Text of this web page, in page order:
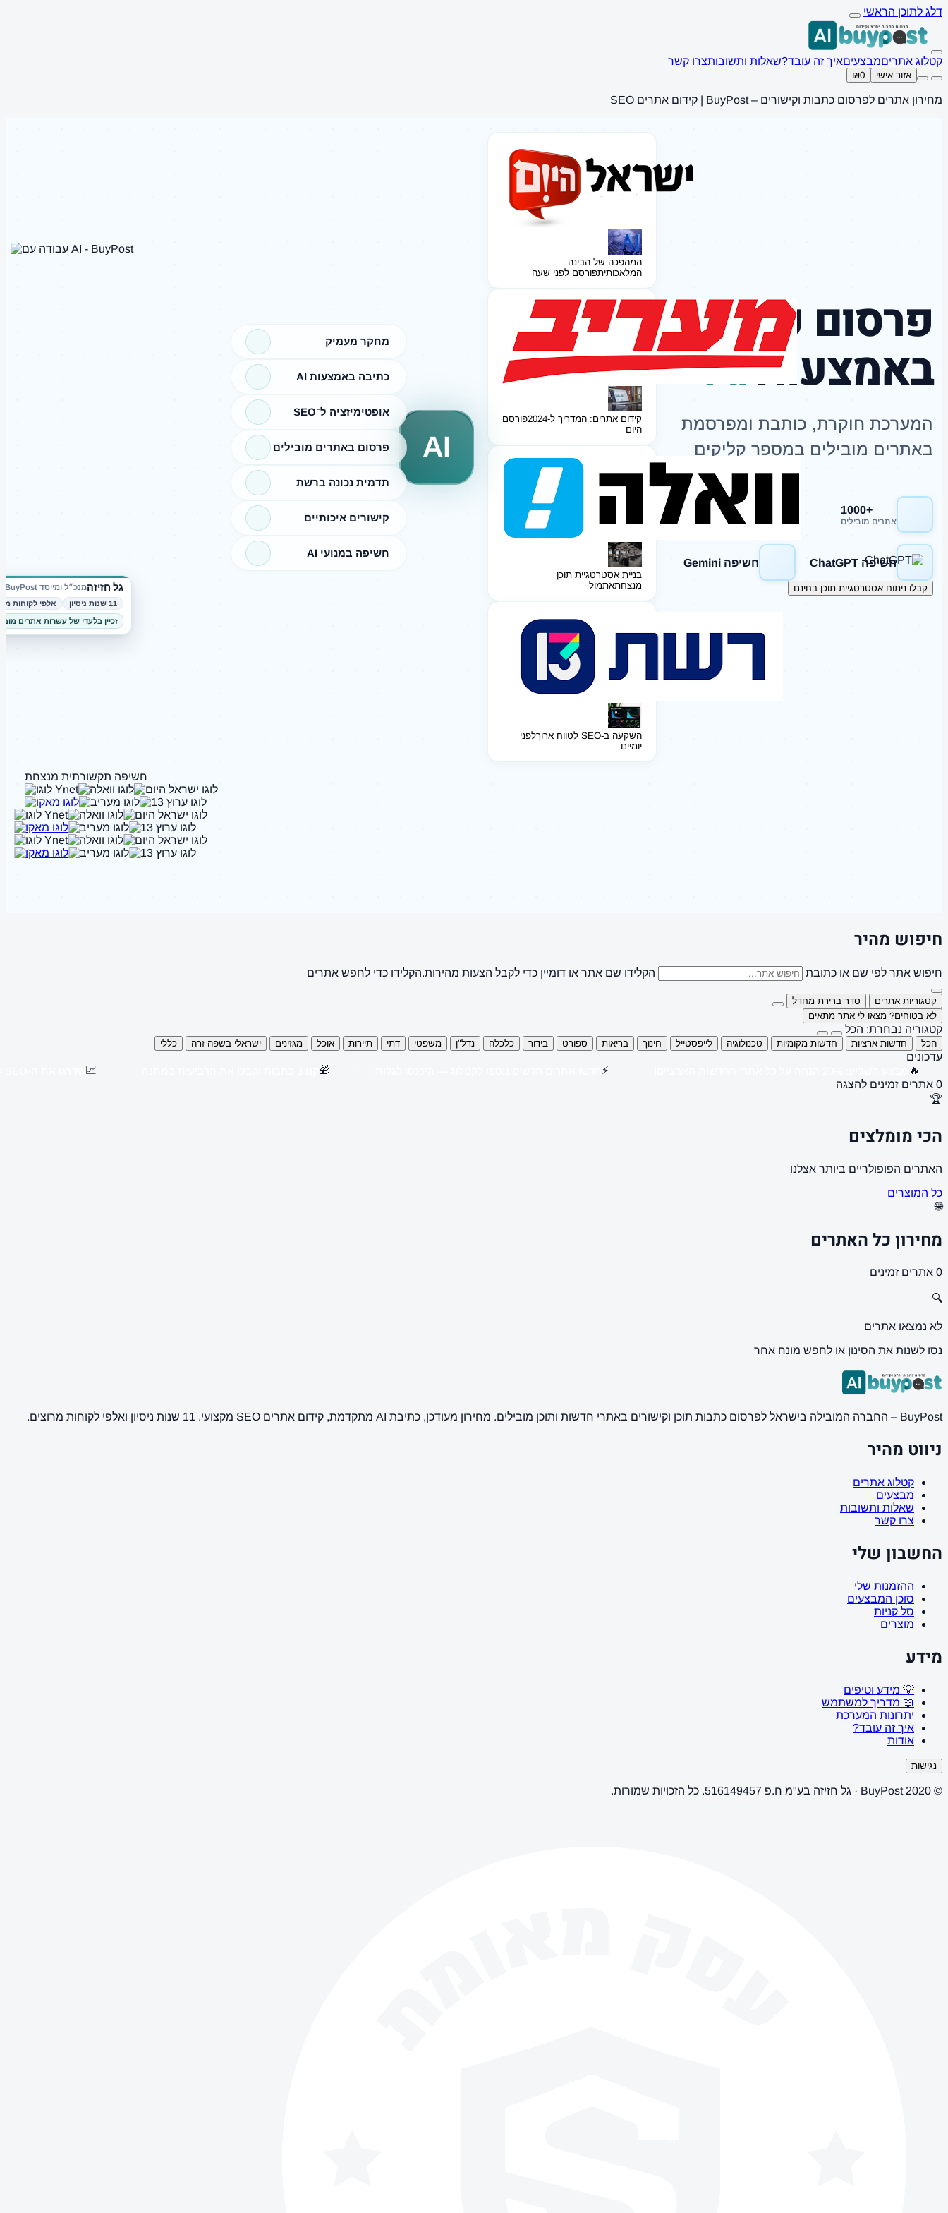
דלג לתוכן הראשי
קטלוג אתריםמבצעיםאיך זה עובד?שאלות ותשובותצרו קשר
אזור אישי ₪0
מחירון אתרים לפרסום כתבות וקישורים – BuyPost | קידום אתרים SEO
גל חזיזהמנכ״ל ומייסד BuyPost
11 שנות ניסיון
אלפי לקוחות
זכיין בלעדי של עשרות אתרים
מחקר מעמיק
כתיבה באמצעות AI
אופטימיזציה ל־SEO
פרסום באתרים מובילים
תדמית נכונה ברשת
קישורים איכותיים
חשיפה במנועי AI
AI
המהפכה של הבינה
המלאכותיתפורסם לפני שעה
קידום אתרים: המדריך ל-2024
פורסם
היום
בניית אסטרטגיית תוכן
מנצחתאתמול
השקעה ב-SEO לטווח ארוך
לפני
יומיים
פרסום כתבות
באמצעותAI
המערכת חוקרת, כותבת ומפרסמת
באתרים מובילים במספר קליקים
+1000
אתרים מובילים
חשיפה Google
חשיפה ChatGPT חשיפה Gemini
קבלו ניתוח אסטרטגיית תוכן בחינם
חשיפה תקשורתית מנצחת
חיפוש מהיר
חיפוש אתר לפי שם או כתובת הקלידו שם אתר או דומיין כדי לקבל הצעות מהירות.הקלידו כדי לחפש אתרים
קטגוריות אתרים
סדר ברירת מחדל
לא בטוחים? מצאו לי אתר מתאים
קטגוריה נבחרת: הכל
הכל חדשות ארציות חדשות מקומיות טכנולוגיה לייפסטייל חינוך בריאות ספורט בידור כלכלה נדל"ן משפטי דתי תיירות אוכל מגזינים ישראלי בשפה זרה כללי
עדכונים
🔥
⚡
🎁
📈
0 אתרים זמינים להצגה
🏆
הכי מומלצים
האתרים הפופולריים ביותר אצלנו
כל המוצרים
🌐
מחירון כל האתרים
0 אתרים זמינים
🔍
לא נמצאו אתרים
נסו לשנות את הסינון או לחפש מונח אחר
BuyPost – החברה המובילה בישראל לפרסום כתבות תוכן וקישורים באתרי חדשות ותוכן מובילים. מחירון מעודכן, כתיבת AI מתקדמת, קידום אתרים SEO מקצועי. 11 שנות ניסיון ואלפי לקוחות מרוצים.
ניווט מהיר
קטלוג אתרים
מבצעים
שאלות ותשובות
צרו קשר
החשבון שלי
ההזמנות שלי
סוכן המבצעים
סל קניות
מוצרים
מידע
💡 מידע וטיפים
📖 מדריך למשתמש
יתרונות המערכת
איך זה עובד?
אודות
נגישות
© 2020 BuyPost · גל חזיזה בע"מ ח.פ 516149457. כל הזכויות שמורות.